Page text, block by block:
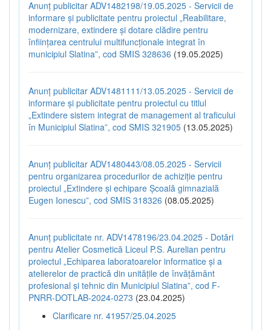
Anunț publicitar ADV1482198/19.05.2025 - Servicii de
informare și publicitate pentru proiectul „Reabilitare,
modernizare, extindere și dotare clădire pentru
înființarea centrului multifuncționale integrat în
municipiul Slatina”, cod SMIS 328636 (19.05.2025)
Anunț publicitar ADV1481111/13.05.2025 - Servicii de
informare și publicitate pentru proiectul cu titlul
„Extindere sistem integrat de management al traficului
în Municipiul Slatina”, cod SMIS 321905 (13.05.2025)
Anunț publicitar ADV1480443/08.05.2025 - Servicii
pentru organizarea procedurilor de achiziție pentru
proiectul „Extindere și echipare Școală gimnazială
Eugen Ionescu”, cod SMIS 318326 (08.05.2025)
Anunț publicitate nr. ADV1478196/23.04.2025 - Dotări
pentru Atelier Cosmetică Liceul P.S. Aurelian pentru
proiectul „Echiparea laboratoarelor informatice și a
atelierelor de practică din unitățile de învățământ
profesional și tehnic din Municipiul Slatina”, cod F-
PNRR-DOTLAB-2024-0273 (23.04.2025)
Clarificare nr. 41957/25.04.2025